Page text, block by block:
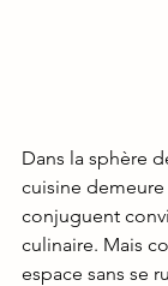
Dans la sphère
cuisine
conjuguent
culinaire. Mais
espace sans se